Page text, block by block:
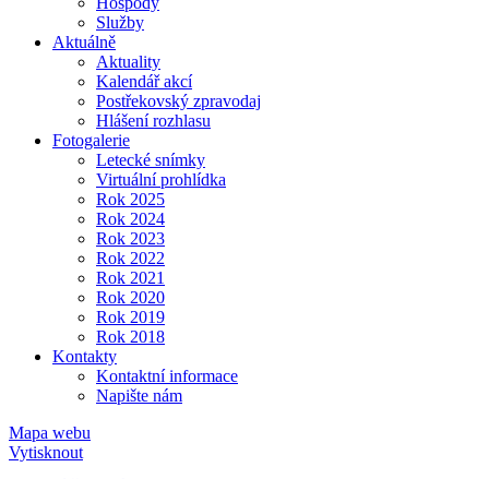
Služby
Aktuálně
Aktuality
Kalendář akcí
Postřekovský zpravodaj
Hlášení rozhlasu
Fotogalerie
Letecké snímky
Virtuální prohlídka
Rok 2025
Rok 2024
Rok 2023
Rok 2022
Rok 2021
Rok 2020
Rok 2019
Rok 2018
Kontakty
Kontaktní informace
Napište nám
Mapa webu
Vytisknout